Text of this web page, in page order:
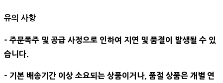
유의 사항
- 주문폭주 및 공급 사정으로 인하여 지연 및 품절이 발생될 수 있
습니다.
- 기본 배송기간 이상 소요되는 상품이거나, 품절 상품은 개별 연